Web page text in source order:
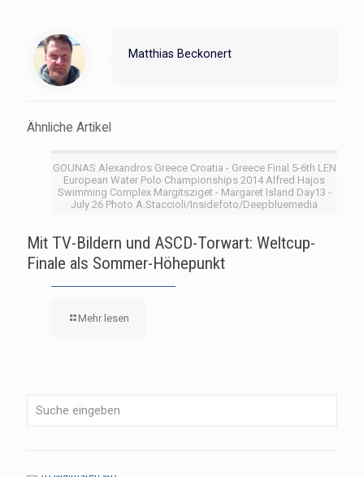
Matthias Beckonert
Ähnliche Artikel
GOUNAS Alexandros Greece Croatia - Greece Final 5-6th LEN
European Water Polo Championships 2014 Alfred Hajos
Swimming Complex Margitsziget - Margaret Island Day13 -
July 26 Photo A.Staccioli/Insidefoto/Deepbluemedia
Mit TV-Bildern und ASCD-Torwart: Weltcup-
Finale als Sommer-Höhepunkt
Mehr lesen